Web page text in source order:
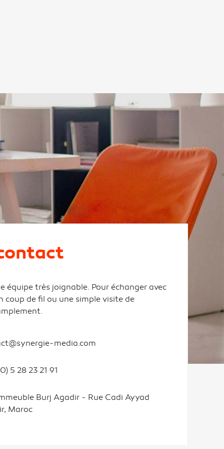
équipe très joignable. Pour échanger avec
coup de fil ou une simple visite de
media.com
5 28 23 21 91
Burj Agadir - Rue Cadi Ayyad
Maroc